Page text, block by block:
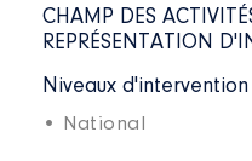
CHAMP DES
REPRÉSENTATION
Niveaux d'intervention
• National